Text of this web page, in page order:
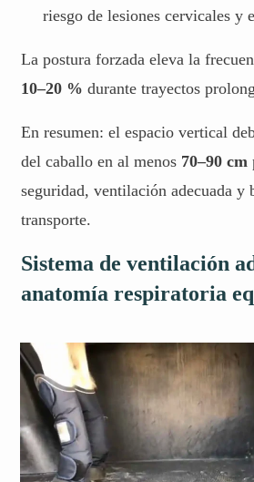
riesgo de lesiones cervicales y
La postura forzada eleva la
10–20 % durante trayectos
En resumen: el espacio vertical
del caballo en al menos 70–90 cm
seguridad, ventilación adecuada y
transporte.
Sistema de ventilación
anatomía respiratoria